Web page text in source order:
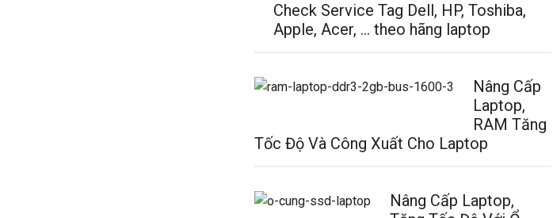
Check Service Tag Dell, HP, Toshiba,
Apple, Acer, … theo hãng laptop
Nâng Cấp
Laptop,
RAM Tăng
Tốc Độ Và Công Xuất Cho Laptop
Nâng Cấp Laptop,